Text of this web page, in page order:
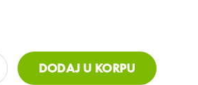
EKSTRA CRNA Količina
DODAJ U KORPU